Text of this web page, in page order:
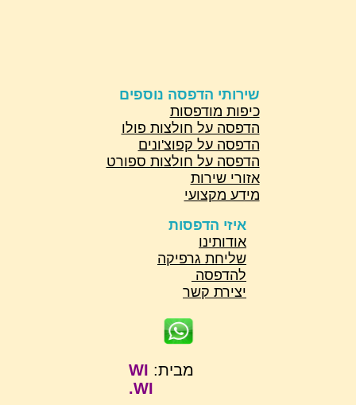
מבית: WI
WI.
שירותי הדפסה נוספים
כיפות מודפסות
הדפסה על חולצות פולו
הדפסה על קפוצ'ונים
הדפסה על חולצות ספורט
אזורי שירות
מידע מקצועי
איזי הדפסות
אודותינו
שליחת גרפיקה
להדפסה
יצירת קשר